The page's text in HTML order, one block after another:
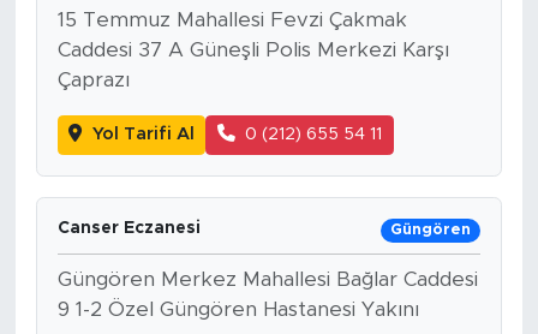
15 Temmuz Mahallesi Fevzi Çakmak
Caddesi 37 A Güneşli Polis Merkezi Karşı
Çaprazı
Yol Tarifi Al 0 (212) 655 54 11
Canser Eczanesi Güngören
Güngören Merkez Mahallesi Bağlar Caddesi
9 1-2 Özel Güngören Hastanesi Yakını